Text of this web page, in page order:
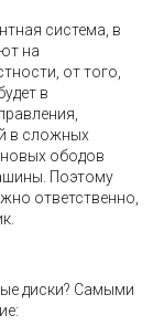
система, в
на
от того,
в
в сложных
ободов
Поэтому
ответственно,
диски? Самыми